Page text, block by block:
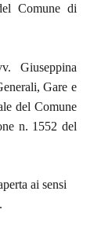
Comune di
Giuseppina
Gare e
del Comune
n. 1552 del
ai sensi